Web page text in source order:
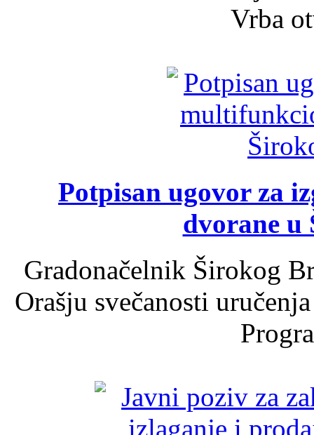
Vrba
Potpisan ugovor za
dvorane u
Gradonačelnik Širokog
Orašju svečanosti